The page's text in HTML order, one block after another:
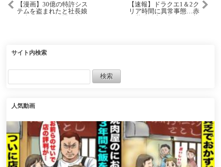
【漫画】30億の特許シス
テムを盗まれたと社長娘
【速報】ドラクエ1＆2ク
リア時間に異常事態…赤
サイト内検索
人気動画